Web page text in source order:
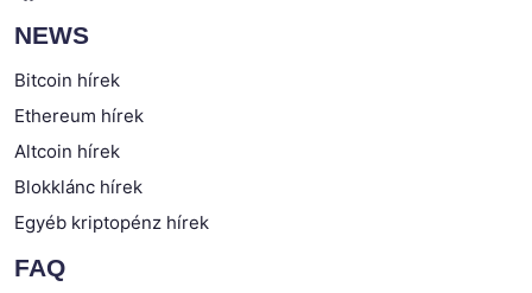
NEWS
Bitcoin hírek
Ethereum hírek
Altcoin hírek
Blokklánc hírek
Egyéb kriptopénz hírek
FAQ